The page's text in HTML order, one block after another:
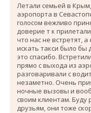
Летали семьей в
аэропорта в
голосом вежливо
доверие т к
что нас не встретят,
искать такси было бы
это спасибо.
прямо с выхода из
разговаривали с
незаметно. Очень
ночные вызовы и
своим клиентам.
друзьям, они тоже